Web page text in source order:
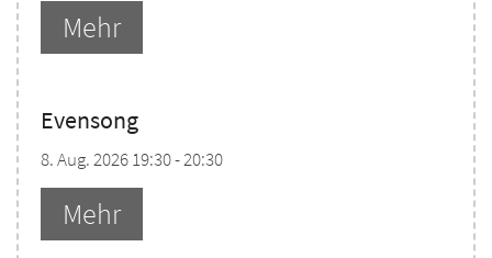
Mehr
Evensong
8. Aug. 2026 19:30 - 20:30
Mehr